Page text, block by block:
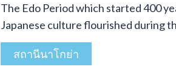
The Edo Period which started 400
Japanese culture flourished during
สถานีนาโกย่า